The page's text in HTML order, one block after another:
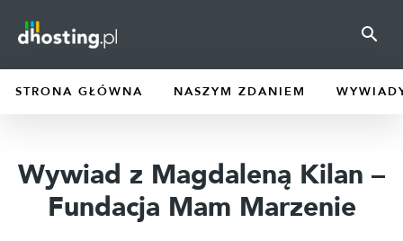
STRONA GŁÓWNA NASZYM ZDANIEM
Wywiad z Magdaleną Kilan –
Fundacja Mam Marzenie